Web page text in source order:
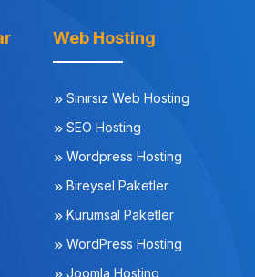
Web Hosting
Sınırsız Web Hosting
SEO Hosting
Wordpress Hosting
Bireysel Paketler
Kurumsal Paketler
WordPress Hosting
Joomla Hosting